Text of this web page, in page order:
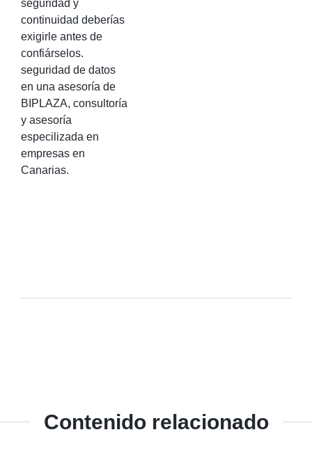
Contenido relacionado